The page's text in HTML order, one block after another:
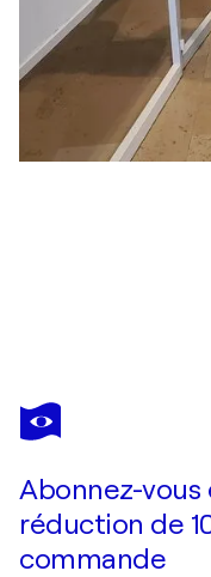
FRÉDÉRIQUE CHABIN-
Voyage au pays du soleil
Abonnez-vous
réduction de
commande